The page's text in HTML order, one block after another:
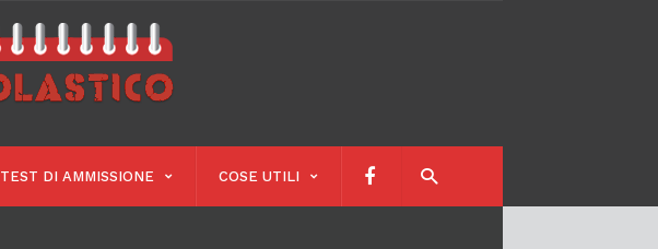
TEST DI AMMISSIONE COSE UTILI